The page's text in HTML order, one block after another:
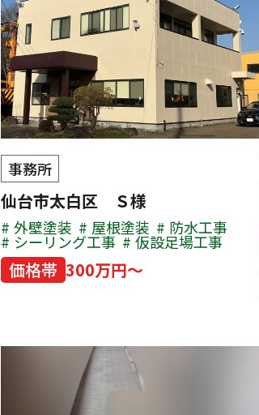
事務所
仙台市太白区 Ｓ様
外壁塗装 屋根塗装 防水工事
シーリング工事 仮設足場工事
価格帯 300万円～